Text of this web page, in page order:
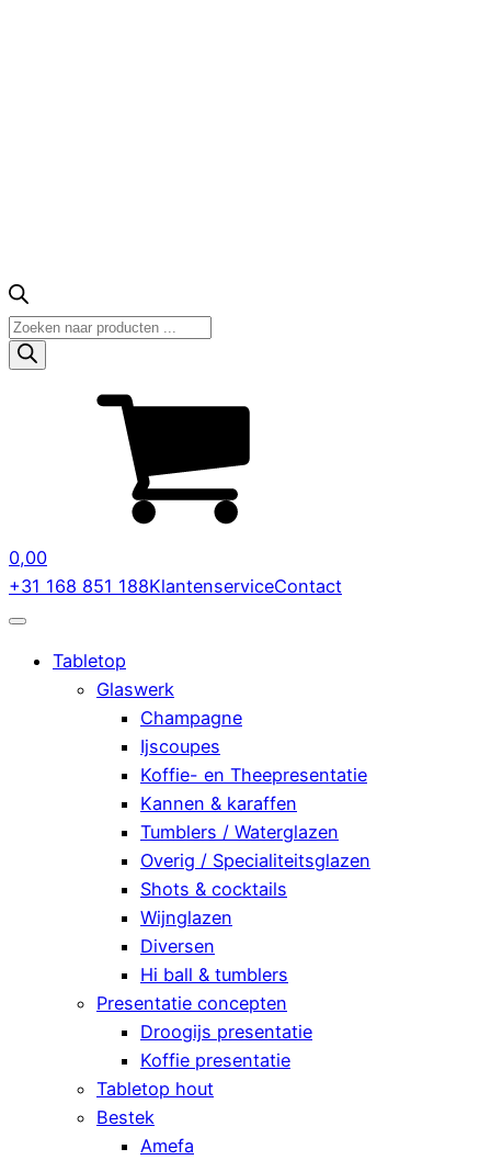
Producten
zoeken
0,00
+31 168 851 188KlantenserviceContact
Tabletop
Glaswerk
Champagne
Ijscoupes
Koffie- en Theepresentatie
Kannen & karaffen
Tumblers / Waterglazen
Overig / Specialiteitsglazen
Shots & cocktails
Wijnglazen
Diversen
Hi ball & tumblers
Presentatie concepten
Droogijs presentatie
Koffie presentatie
Tabletop hout
Bestek
Amefa